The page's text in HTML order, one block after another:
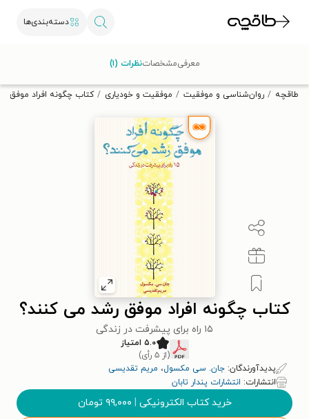
دسته‌بندی‌ها
تخفیف از طاقچه دریافت کن.
طاقچه روان‌شناسی و موفقیت موفقیت و خودیاری کتاب چگونه افراد موفق
کتاب چگونه افراد موفق رشد می کنند؟
۱۵ راه برای پیشرفت در زندگی
۵.۰ امتیاز
(از ۵ رأی)
پدیدآورندگان: جان. سی مکسول، مریم تقدیسی
انتشارات: انتشارات پندار تابان
خرید کتاب الکترونیکی | ۹۹,۰۰۰ تومان
معرفیمشخصاتنظرات (۱)